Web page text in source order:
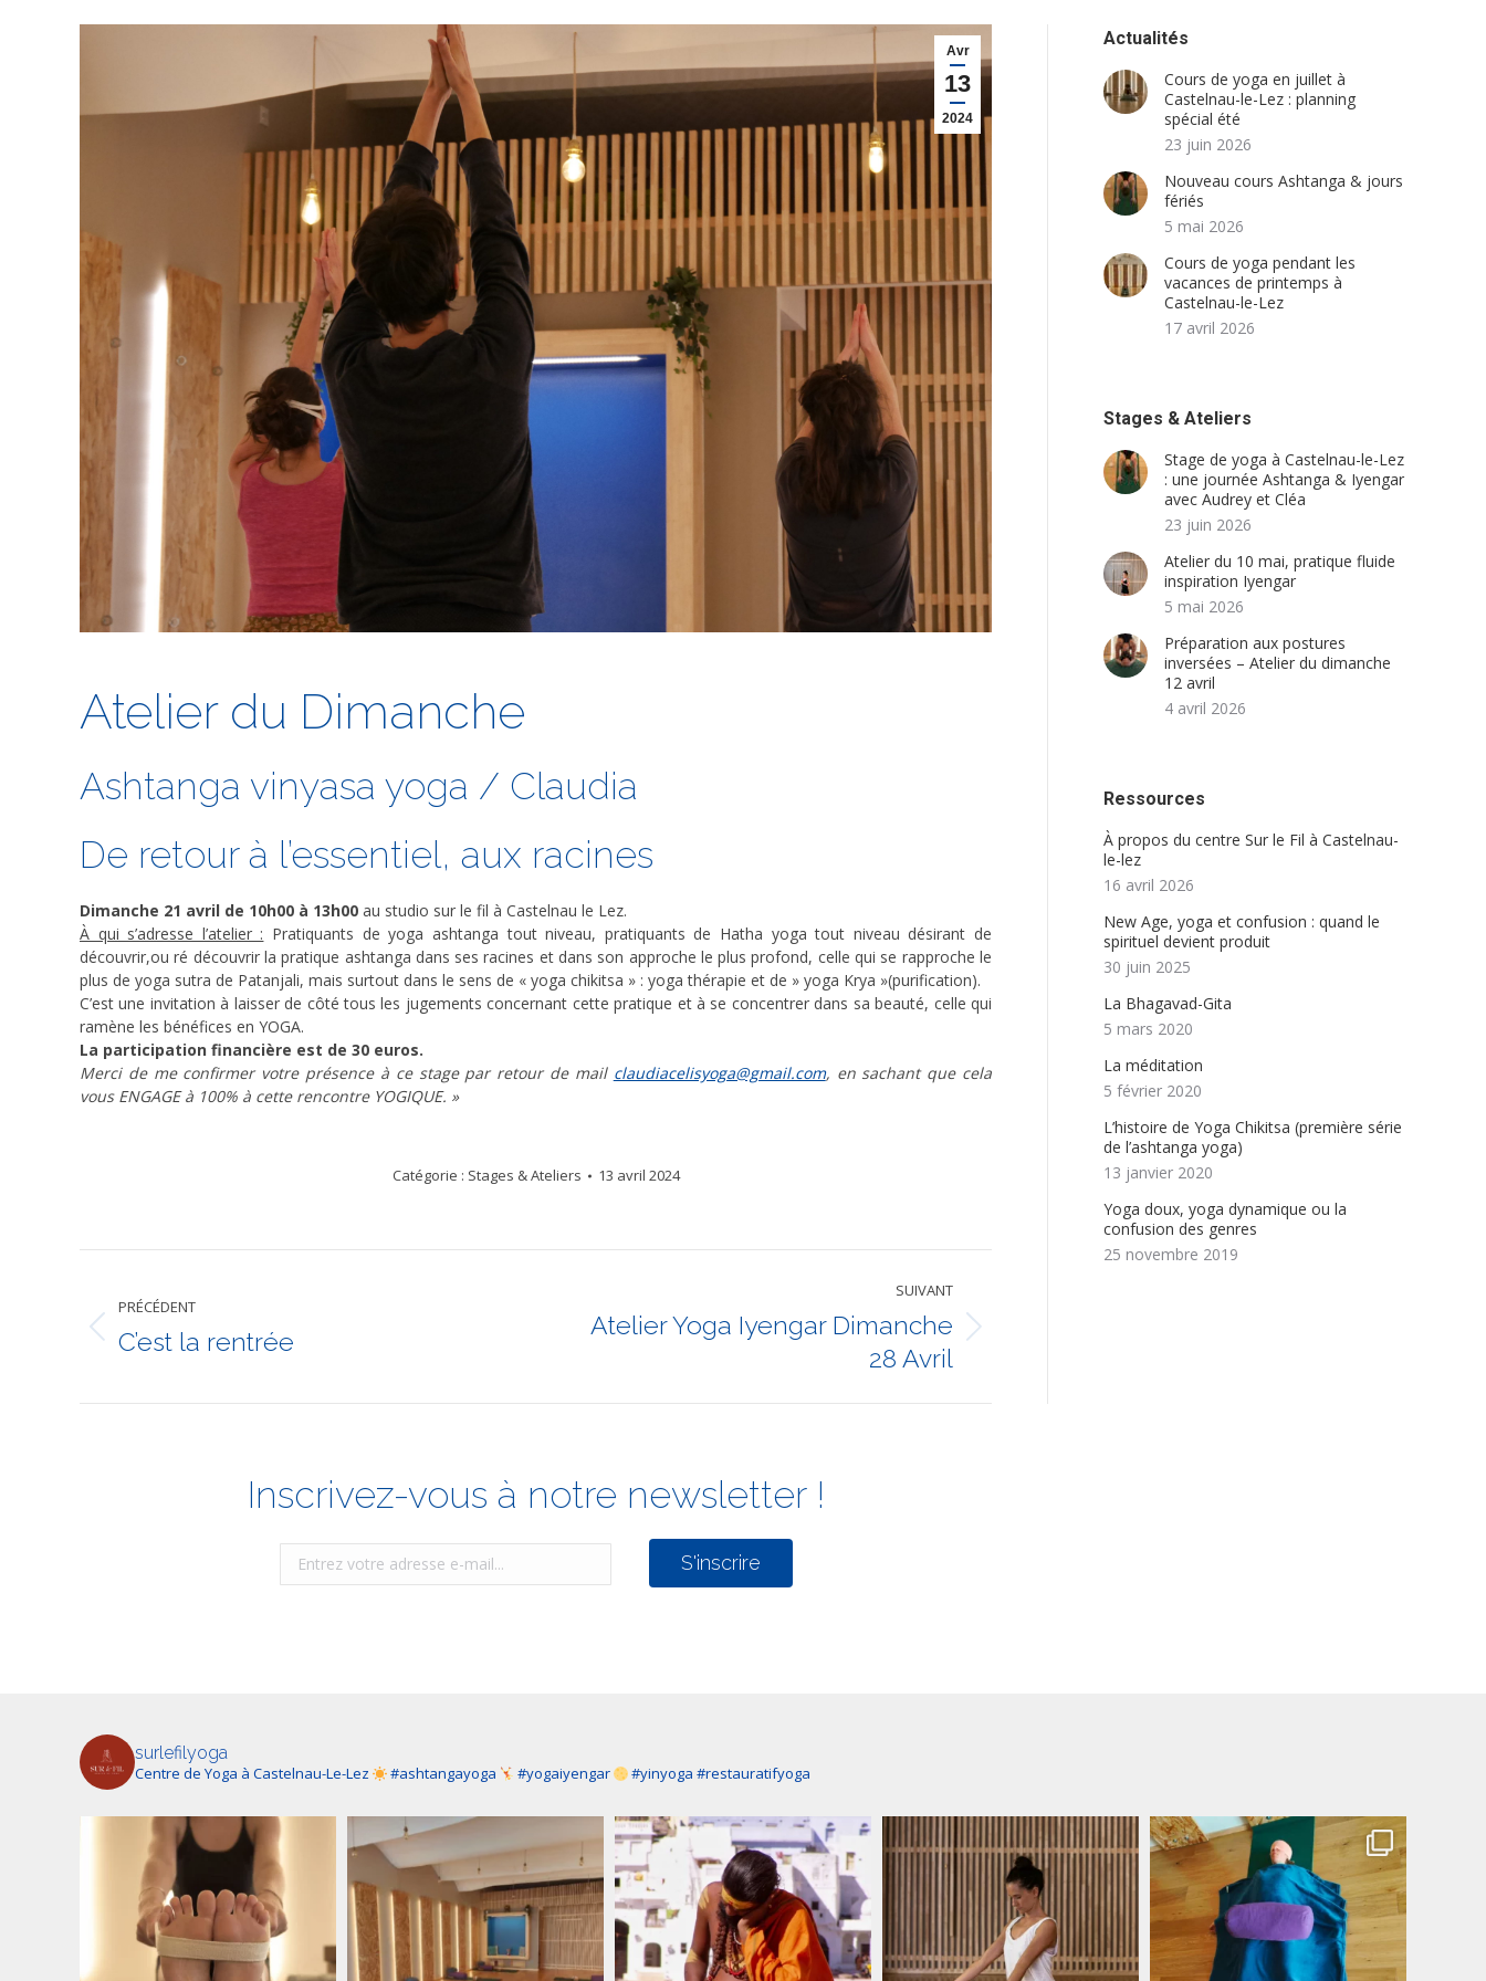
Avr
13
2024
Atelier du Dimanche
Ashtanga vinyasa yoga / Claudia
De retour à l’essentiel, aux racines
Dimanche 21 avril de 10h00 à 13h00 au studio sur le fil à Castelnau le Lez.
À qui s’adresse l’atelier : Pratiquants de yoga ashtanga tout niveau, pratiquants de Hatha yoga tout niveau désirant de
découvrir,ou ré découvrir la pratique ashtanga dans ses racines et dans son approche le plus profond, celle qui se rapproche le
plus de yoga sutra de Patanjali, mais surtout dans le sens de « yoga chikitsa » : yoga thérapie et de » yoga Krya »(purification).
C’est une invitation à laisser de côté tous les jugements concernant cette pratique et à se concentrer dans sa beauté, celle qui
ramène les bénéfices en YOGA.
La participation financière est de 30 euros.
Merci de me confirmer votre présence à ce stage par retour de mail claudiacelisyoga@gmail.com, en sachant que cela
vous ENGAGE à 100% à cette rencontre YOGIQUE. »
Catégorie : Stages & Ateliers 13 avril 2024
article
PRÉCÉDENT
Article
C’est la rentrée
SUIVANT
Article
Atelier Yoga Iyengar Dimanche
28 Avril
Actualités
Cours de yoga en juillet à
Castelnau-le-Lez : planning
spécial été
23 juin 2026
Nouveau cours Ashtanga & jours
fériés
5 mai 2026
Cours de yoga pendant les
vacances de printemps à
Castelnau-le-Lez
17 avril 2026
Stages & Ateliers
Stage de yoga à Castelnau-le-Lez
: une journée Ashtanga & Iyengar
avec Audrey et Cléa
23 juin 2026
Atelier du 10 mai, pratique fluide
inspiration Iyengar
5 mai 2026
Préparation aux postures
inversées – Atelier du dimanche
12 avril
4 avril 2026
Ressources
À propos du centre Sur le Fil à Castelnau-
le-lez
16 avril 2026
New Age, yoga et confusion : quand le
spirituel devient produit
30 juin 2025
La Bhagavad-Gita
5 mars 2020
La méditation
5 février 2020
L’histoire de Yoga Chikitsa (première série
de l’ashtanga yoga)
13 janvier 2020
Yoga doux, yoga dynamique ou la
confusion des genres
25 novembre 2019
Inscrivez-vous à notre newsletter !
surlefilyoga
Centre de Yoga à Castelnau-Le-Lez #ashtangayoga #yogaiyengar #yinyoga #restauratifyoga